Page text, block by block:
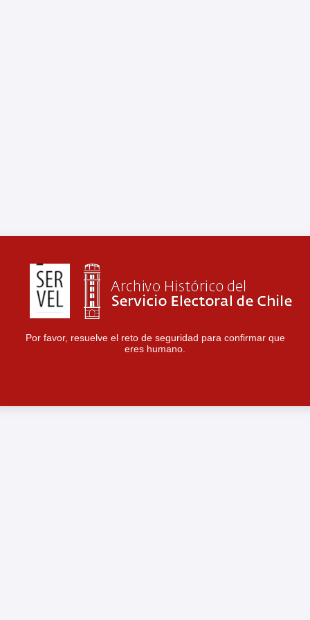
Por favor, resuelve el reto de seguridad para confirmar que
eres humano.